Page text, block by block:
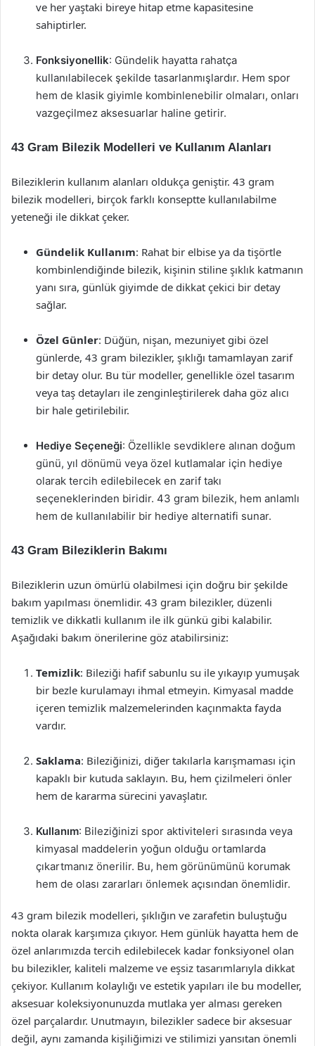
ve her yaştaki bireye hitap etme kapasitesine
sahiptirler.
Fonksiyonellik: Gündelik hayatta rahatça
kullanılabilecek şekilde tasarlanmışlardır. Hem spor
hem de klasik giyimle kombinlenebilir olmaları, onları
vazgeçilmez aksesuarlar haline getirir.
43 Gram Bilezik Modelleri ve Kullanım Alanları
Bileziklerin kullanım alanları oldukça geniştir. 43 gram
bilezik modelleri, birçok farklı konseptte kullanılabilme
yeteneği ile dikkat çeker.
Gündelik Kullanım: Rahat bir elbise ya da tişörtle
kombinlendiğinde bilezik, kişinin stiline şıklık katmanın
yanı sıra, günlük giyimde de dikkat çekici bir detay
sağlar.
Özel Günler: Düğün, nişan, mezuniyet gibi özel
günlerde, 43 gram bilezikler, şıklığı tamamlayan zarif
bir detay olur. Bu tür modeller, genellikle özel tasarım
veya taş detayları ile zenginleştirilerek daha göz alıcı
bir hale getirilebilir.
Hediye Seçeneği: Özellikle sevdiklere alınan doğum
günü, yıl dönümü veya özel kutlamalar için hediye
olarak tercih edilebilecek en zarif takı
seçeneklerinden biridir. 43 gram bilezik, hem anlamlı
hem de kullanılabilir bir hediye alternatifi sunar.
43 Gram Bileziklerin Bakımı
Bileziklerin uzun ömürlü olabilmesi için doğru bir şekilde
bakım yapılması önemlidir. 43 gram bilezikler, düzenli
temizlik ve dikkatli kullanım ile ilk günkü gibi kalabilir.
Aşağıdaki bakım önerilerine göz atabilirsiniz:
Temizlik: Bileziği hafif sabunlu su ile yıkayıp yumuşak
bir bezle kurulamayı ihmal etmeyin. Kimyasal madde
içeren temizlik malzemelerinden kaçınmakta fayda
vardır.
Saklama: Bileziğinizi, diğer takılarla karışmaması için
kapaklı bir kutuda saklayın. Bu, hem çizilmeleri önler
hem de kararma sürecini yavaşlatır.
Kullanım: Bileziğinizi spor aktiviteleri sırasında veya
kimyasal maddelerin yoğun olduğu ortamlarda
çıkartmanız önerilir. Bu, hem görünümünü korumak
hem de olası zararları önlemek açısından önemlidir.
43 gram bilezik modelleri, şıklığın ve zarafetin buluştuğu
nokta olarak karşımıza çıkıyor. Hem günlük hayatta hem de
özel anlarımızda tercih edilebilecek kadar fonksiyonel olan
bu bilezikler, kaliteli malzeme ve eşsiz tasarımlarıyla dikkat
çekiyor. Kullanım kolaylığı ve estetik yapıları ile bu modeller,
aksesuar koleksiyonunuzda mutlaka yer alması gereken
özel parçalardır. Unutmayın, bilezikler sadece bir aksesuar
değil, aynı zamanda kişiliğimizi ve stilimizi yansıtan önemli